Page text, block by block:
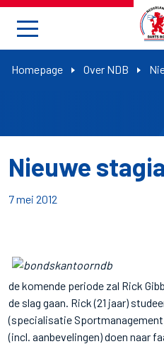
Homepage Over NDB
Nieuwe
7 mei 2012
de komende periode zal Rick
de slag gaan. Rick (21 jaar)
(specialisatie
(incl. aanbevelingen) doen naar